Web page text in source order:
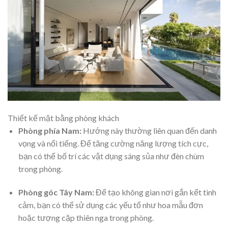
Thiết kế mặt bằng phòng khách
Phòng phía Nam:Hướng này thường liên quan đến danh
vọng và nổi tiếng. Để tăng cường năng lượng tích cực,
bạn có thể bố trí các vật dụng sáng sủa như đèn chùm
trong phòng.
Phòng góc Tây Nam:Để tạo không gian nơi gắn kết tình
cảm, bạn có thể sử dụng các yếu tố như hoa mẫu đơn
hoặc tượng cặp thiên nga trong phòng.